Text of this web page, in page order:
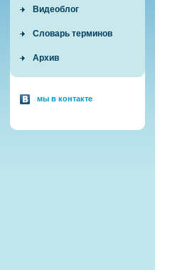
Видеоблог
Словарь терминов
Архив
мы в контакте